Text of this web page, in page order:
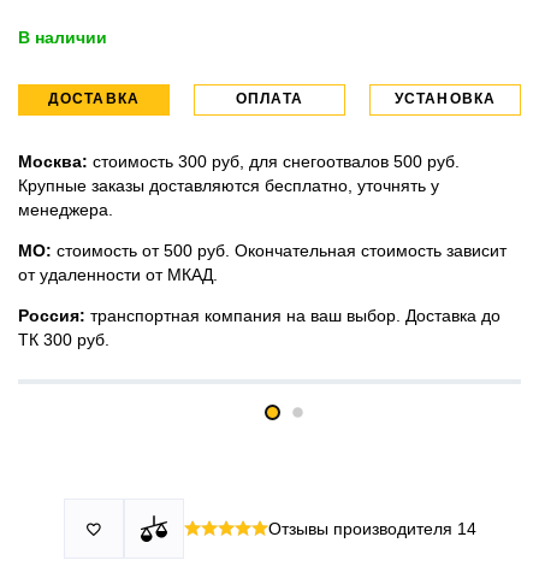
В наличии
ДОСТАВКА ОПЛАТА УСТАНОВКА
Москва: стоимость 300 руб, для снегоотвалов 500 руб.
Крупные заказы доставляются бесплатно, уточнять у
менеджера.
МО: стоимость от 500 руб. Окончательная стоимость зависит
от удаленности от МКАД.
Россия: транспортная компания на ваш выбор. Доставка до
ТК 300 руб.
Принимаем все виды оплаты в том числе переводы и СПБ.
По России: оплата производится до момента отгрузки в ТК.
У нас 2 установочных центра:г. Москва, ул. Привольная д 2,
скидка 25%
 Отзывы производителя 14